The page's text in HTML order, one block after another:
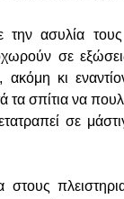
την ασυλία
σε
ακόμη κι
τα σπίτια να
σε
στους